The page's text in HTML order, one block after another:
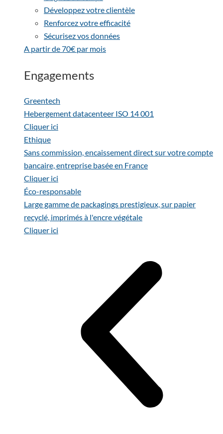
Développez votre clientèle
Renforcez votre efficacité
Sécurisez vos données
A partir de 70€ par mois
Engagements
Greentech
Hebergement datacenteer ISO 14 001
Cliquer ici
Ethique
Sans commission, encaissement direct sur votre compte
bancaire, entreprise basée en France
Cliquer ici
Éco-responsable
Large gamme de packagings prestigieux, sur papier
recyclé, imprimés à l'encre végétale
Cliquer ici